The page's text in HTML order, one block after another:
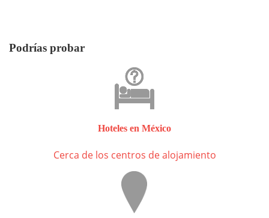
Podrías probar
Hoteles en México
Cerca de los centros de alojamiento